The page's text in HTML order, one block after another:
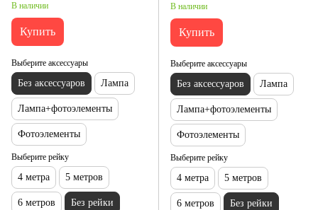
В наличии
Купить
Выберите аксессуары
Без аксессуаров Лампа
Лампа+фотоэлементы
Фотоэлементы
Выберите рейку
4 метра 5 метров
6 метров Без рейки
В наличии
Купить
Выберите аксессуары
Без аксессуаров Лампа
Лампа+фотоэлементы
Фотоэлементы
Выберите рейку
4 метра 5 метров
6 метров Без рейки